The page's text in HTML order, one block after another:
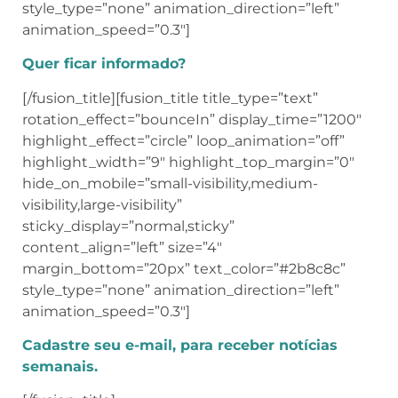
style_type=”none” animation_direction=”left”
animation_speed=”0.3″]
Quer ficar informado?
[/fusion_title][fusion_title title_type=”text”
rotation_effect=”bounceIn” display_time=”1200″
highlight_effect=”circle” loop_animation=”off”
highlight_width=”9″ highlight_top_margin=”0″
hide_on_mobile=”small-visibility,medium-
visibility,large-visibility”
sticky_display=”normal,sticky”
content_align=”left” size=”4″
margin_bottom=”20px” text_color=”#2b8c8c”
style_type=”none” animation_direction=”left”
animation_speed=”0.3″]
Cadastre seu e-mail, para receber notícias
semanais.